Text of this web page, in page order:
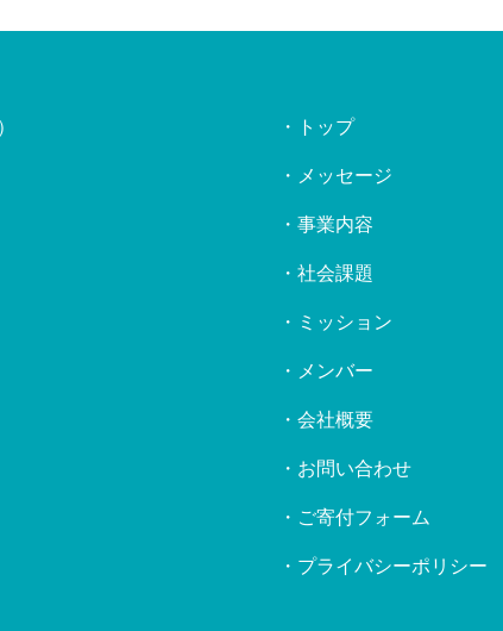
・トップ
・メッセージ
・事業内容
・社会課題
・ミッション
・メンバー
・会社概要
・お問い合わせ
・ご寄付フォーム
・プライバシーポリシー